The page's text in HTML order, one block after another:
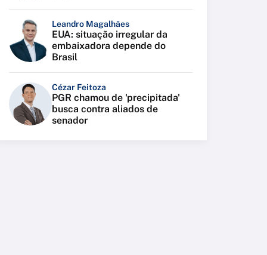
Leandro Magalhães
EUA: situação irregular da
embaixadora depende do
Brasil
Cézar Feitoza
PGR chamou de 'precipitada'
busca contra aliados de
senador